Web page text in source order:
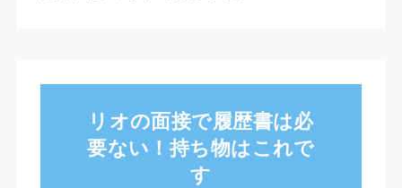
リオの面接で履歴書は必
要ない！持ち物はこれで
す